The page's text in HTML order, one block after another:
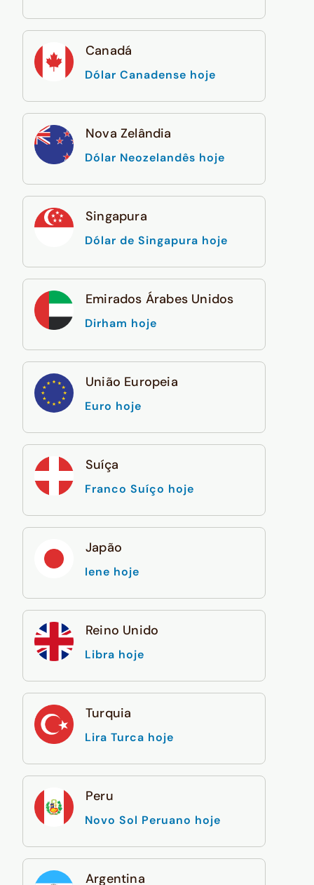
Canadá
Dólar Canadense hoje
Nova Zelândia
Dólar Neozelandês hoje
Singapura
Dólar de Singapura hoje
Emirados Árabes Unidos
Dirham hoje
União Europeia
Euro hoje
Suíça
Franco Suíço hoje
Japão
Iene hoje
Reino Unido
Libra hoje
Turquia
Lira Turca hoje
Peru
Novo Sol Peruano hoje
Argentina